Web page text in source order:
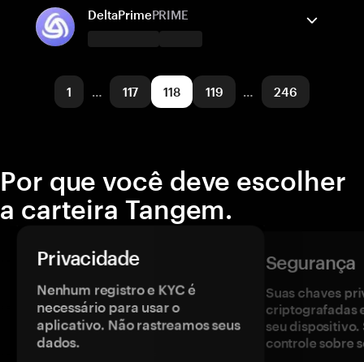
BNB Smart Chain
Enviar/Receber Comprar
Solana
DeltaPrimePRIME
Enviar/Receber Comprar
1 … 117 118 119 … 246
Por que você deve escolher
a carteira Tangem.
Privacidade
Nenhum registro e KYC é
necessário para usar o
aplicativo. Não rastreamos seus
dados.
Segurança
Suas chaves
criptografadas
seu dispositivo.
controle sobre